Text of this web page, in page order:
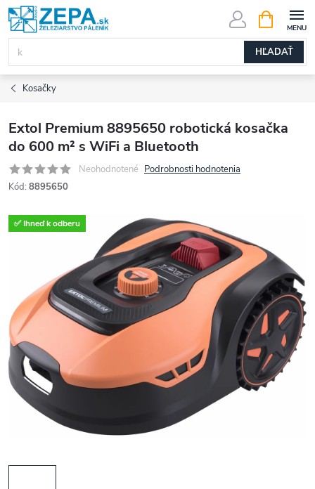
Prejsť
na
obsah
HĽADAŤ
KOŠÍK
Kosačky
Extol Premium 8895650 robotická kosačka
do 600 m² s WiFi a Bluetooth
Neohodnotené Podrobnosti hodnotenia
Kód: 8895650
✅ Ihneď k odberu